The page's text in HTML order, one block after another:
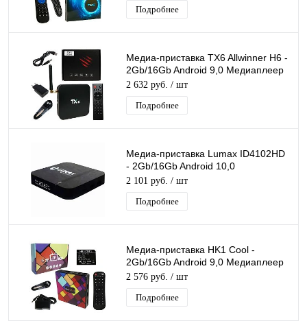
Подробнее
Медиа-приставка TX6 Allwinner H6 -
2Gb/16Gb Android 9,0 Медиаплеер
Smart tv IPTV OTT приставка 4K HD
2 632 руб. / шт
Подробнее
Медиа-приставка Lumax ID4102HD
- 2Gb/16Gb Android 10,0
Медиаплеер Smart tv IPTV OTT
приставка 4K
2 101 руб. / шт
Подробнее
Медиа-приставка HK1 Cool -
2Gb/16Gb Android 9,0 Медиаплеер
Smart tv IPTV OTT приставка 4K HD
H.265
2 576 руб. / шт
Подробнее